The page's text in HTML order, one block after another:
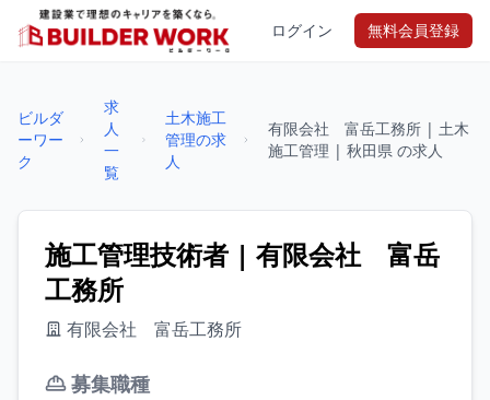
ログイン 無料会員登録
ビルダ
ーワー
ク
求
人
一
覧
土木施工
管理の求
人
有限会社 富岳工務所 | 土木
施工管理 | 秋田県 の求人
施工管理技術者 | 有限会社 富岳
工務所
有限会社 富岳工務所
募集職種